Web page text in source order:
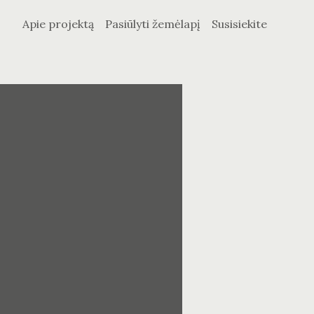
Susisiekite
Pasiūlyti žemėlapį
Apie projektą